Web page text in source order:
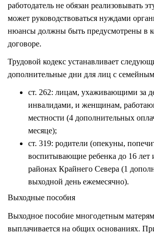
работодатель не обязан реализовывать
может руководствоваться нуждами
нюансы должны быть предусмотрены в
договоре.
Трудовой кодекс устанавливает
дополнительные дни для лиц с
ст. 262: лицам, ухаживающими за
инвалидами, и женщинам,
местности (4 дополнительных
месяце);
ст. 319: родители (опекуны,
воспитывающие ребенка до 16
районах Крайнего Севера (1
выходной день ежемесячно).
Выходные пособия
Выходное пособие многодетным
выплачивается на общих основаниях.